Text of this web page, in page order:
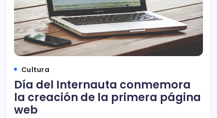
Cultura
Día del Internauta conmemora
la creación de la primera página
web